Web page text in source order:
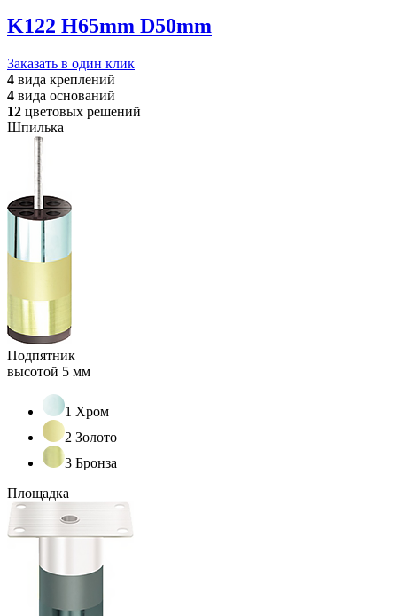
K122 H65mm D50mm
Заказать в один клик
4 вида креплений
4 вида оснований
12 цветовых решений
Шпилька
Подпятник
высотой 5 мм
1 Хром
2 Золото
3 Бронза
Площадка